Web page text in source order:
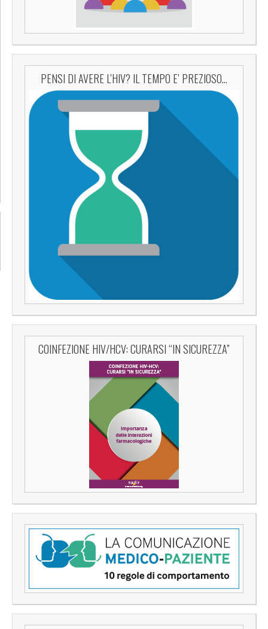
PENSI DI AVERE L’HIV? IL TEMPO E’ PREZIOSO…
COINFEZIONE HIV/HCV: CURARSI “IN SICUREZZA”